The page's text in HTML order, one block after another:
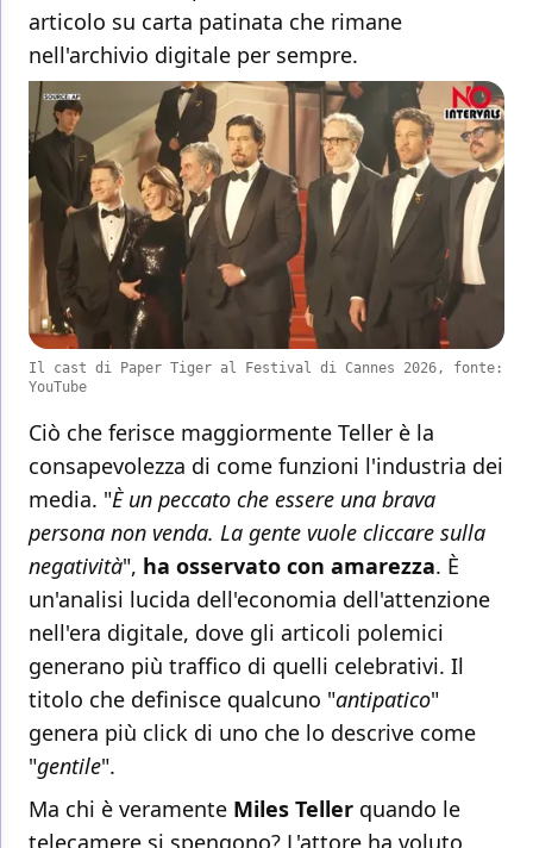
articolo su carta patinata che rimane
nell'archivio digitale per sempre.
Il cast di Paper Tiger al Festival di Cannes 2026, fonte:
YouTube
Ciò che ferisce maggiormente Teller è la
consapevolezza di come funzioni l'industria dei
media. "È un peccato che essere una brava
persona non venda. La gente vuole cliccare sulla
negatività", ha osservato con amarezza. È
un'analisi lucida dell'economia dell'attenzione
nell'era digitale, dove gli articoli polemici
generano più traffico di quelli celebrativi. Il
titolo che definisce qualcuno "antipatico"
genera più click di uno che lo descrive come
"gentile".
Ma chi è veramente Miles Teller quando le